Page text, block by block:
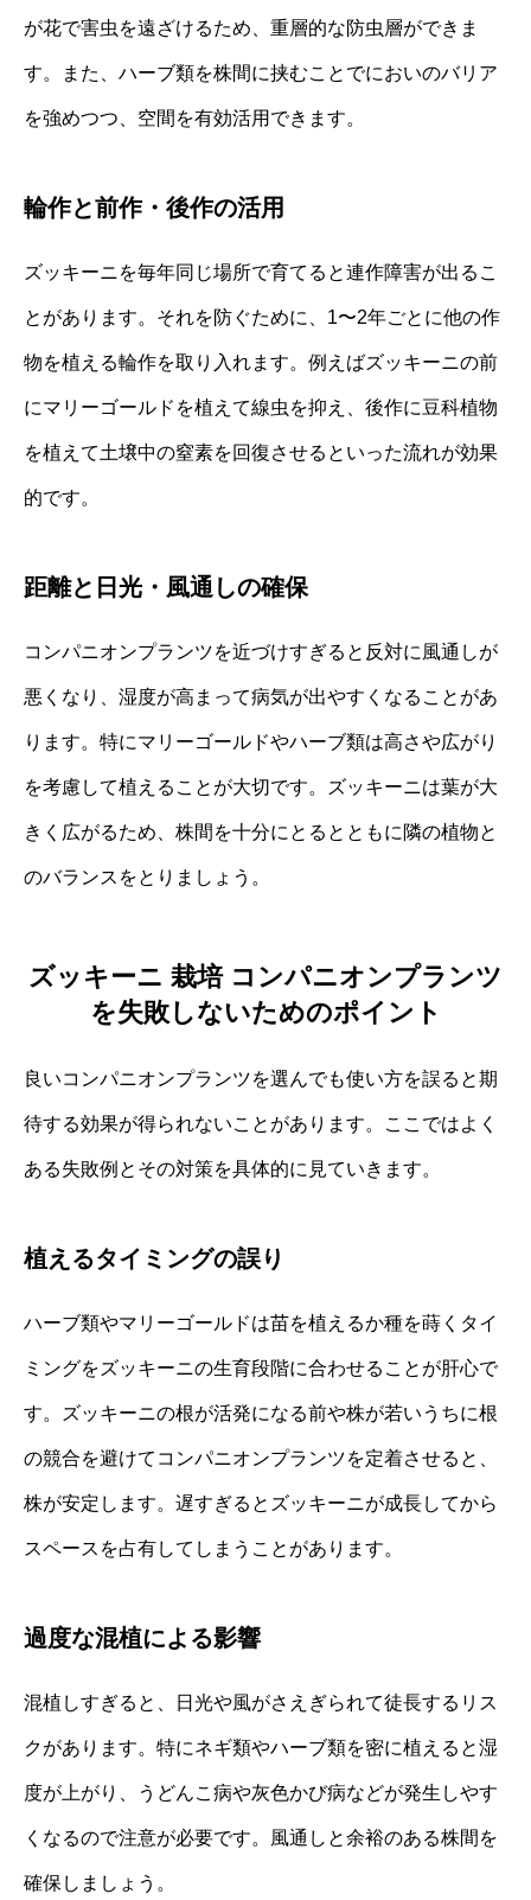
が花で害虫を遠ざけるため、重層的な防虫層ができま
す。また、ハーブ類を株間に挟むことでにおいのバリア
を強めつつ、空間を有効活用できます。
輪作と前作・後作の活用
ズッキーニを毎年同じ場所で育てると連作障害が出るこ
とがあります。それを防ぐために、1〜2年ごとに他の作
物を植える輪作を取り入れます。例えばズッキーニの前
にマリーゴールドを植えて線虫を抑え、後作に豆科植物
を植えて土壌中の窒素を回復させるといった流れが効果
的です。
距離と日光・風通しの確保
コンパニオンプランツを近づけすぎると反対に風通しが
悪くなり、湿度が高まって病気が出やすくなることがあ
ります。特にマリーゴールドやハーブ類は高さや広がり
を考慮して植えることが大切です。ズッキーニは葉が大
きく広がるため、株間を十分にとるとともに隣の植物と
のバランスをとりましょう。
ズッキーニ 栽培 コンパニオンプランツ
を失敗しないためのポイント
良いコンパニオンプランツを選んでも使い方を誤ると期
待する効果が得られないことがあります。ここではよく
ある失敗例とその対策を具体的に見ていきます。
植えるタイミングの誤り
ハーブ類やマリーゴールドは苗を植えるか種を蒔くタイ
ミングをズッキーニの生育段階に合わせることが肝心で
す。ズッキーニの根が活発になる前や株が若いうちに根
の競合を避けてコンパニオンプランツを定着させると、
株が安定します。遅すぎるとズッキーニが成長してから
スペースを占有してしまうことがあります。
過度な混植による影響
混植しすぎると、日光や風がさえぎられて徒長するリス
クがあります。特にネギ類やハーブ類を密に植えると湿
度が上がり、うどんこ病や灰色かび病などが発生しやす
くなるので注意が必要です。風通しと余裕のある株間を
確保しましょう。